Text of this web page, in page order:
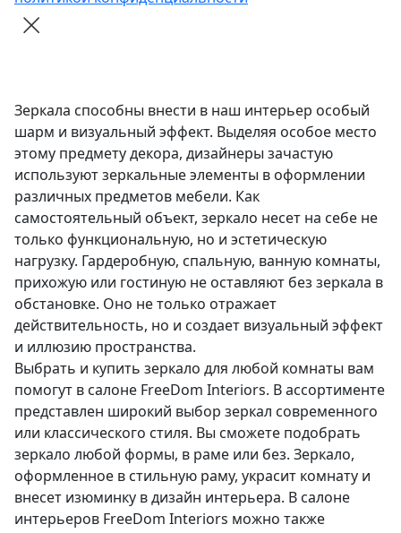
Зеркала способны внести в наш интерьер особый
шарм и визуальный эффект. Выделяя особое место
этому предмету декора, дизайнеры зачастую
используют зеркальные элементы в оформлении
различных предметов мебели. Как
самостоятельный объект, зеркало несет на себе не
только функциональную, но и эстетическую
нагрузку. Гардеробную, спальную, ванную комнаты,
прихожую или гостиную не оставляют без зеркала в
обстановке. Оно не только отражает
действительность, но и создает визуальный эффект
и иллюзию пространства.
Выбрать и купить зеркало для любой комнаты вам
помогут в салоне FreeDom Interiors. В ассортименте
представлен широкий выбор зеркал современного
или классического стиля. Вы сможете подобрать
зеркало любой формы, в раме или без. Зеркало,
оформленное в стильную раму, украсит комнату и
внесет изюминку в дизайн интерьера. В салоне
интерьеров FreeDom Interiors можно также